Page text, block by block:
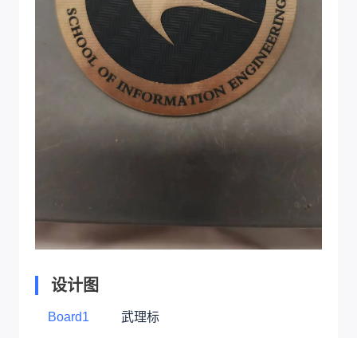
设计图
Board1 武理标